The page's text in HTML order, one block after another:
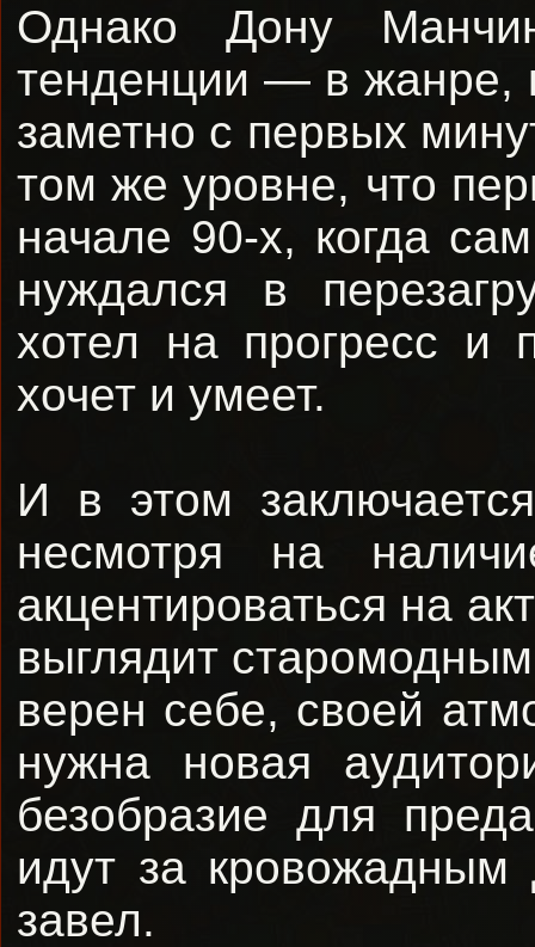
Однако Дону
тенденции — в жанре,
заметно с первых
том же уровне, что
начале 90-х, когда
нуждался в
хотел на прогресс и
хочет и умеет.
И в этом
несмотря на
акцентироваться на
выглядит
верен себе, своей
нужна новая
безобразие для
идут за
завел.